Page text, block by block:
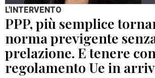
L'INTERVENTO
PPP, più semplice
norma previgente
prelazione. E tenere
regolamento Ue in